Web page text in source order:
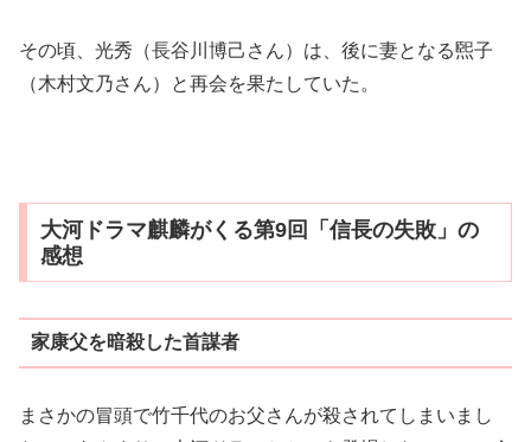
その頃、光秀（長谷川博己さん）は、後に妻となる煕子
（木村文乃さん）と再会を果たしていた。
大河ドラマ麒麟がくる第9回「信長の失敗」の
感想
家康父を暗殺した首謀者
まさかの冒頭で竹千代のお父さんが殺されてしまいまし